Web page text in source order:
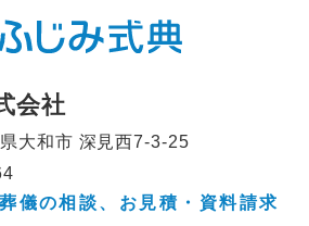
会社
大和市 深見西7-3-25
儀の相談、 お見積・資料請求